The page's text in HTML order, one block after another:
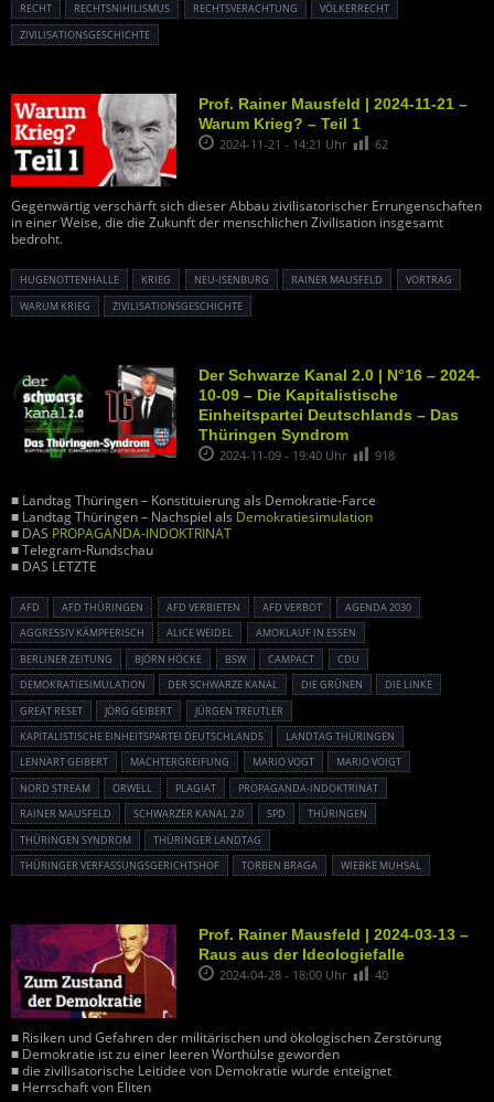
RECHT
RECHTSNIHILISMUS RECHTSVERACHTUNG
VÖLKERRECHT
ZIVILISATIONSGESCHICHTE
Prof. Rainer Mausfeld | 2024-11-21 –
Warum Krieg? – Teil 1
2024-11-21 - 14:21 Uhr 62
Gegenwärtig verschärft sich dieser Abbau zivilisatorischer Errungenschaften
in einer Weise, die die Zukunft der menschlichen Zivilisation insgesamt
bedroht.
HUGENOTTENHALLE KRIEG NEU-ISENBURG RAINER MAUSFELD
VORTRAG
WARUM KRIEG
ZIVILISATIONSGESCHICHTE
Der Schwarze Kanal 2.0 | N°16 – 2024-
10-09 – Die Kapitalistische
Einheitspartei Deutschlands – Das
Thüringen Syndrom
2024-11-09 - 19:40 Uhr 918
■ Landtag Thüringen – Konstituierung als Demokratie-Farce
■ Landtag Thüringen – Nachspiel als Demokratiesimulation
■ DAS PROPAGANDA-INDOKTRINAT
■ Telegram-Rundschau
■ DAS LETZTE
AFD AFD THÜRINGEN AFD VERBIETEN AFD VERBOT
AGENDA 2030
AGGRESSIV KÄMPFERISCH
ALICE WEIDEL
AMOKLAUF IN ESSEN
BERLINER ZEITUNG
BJÖRN HÖCKE BSW CAMPACT
CDU
DEMOKRATIESIMULATION
DER SCHWARZE KANAL DIE GRÜNEN
DIE LINKE
GREAT RESET
JÖRG GEIBERT
JÜRGEN TREUTLER
KAPITALISTISCHE EINHEITSPARTEI DEUTSCHLANDS
LANDTAG THÜRINGEN
LENNART GEIBERT
MACHTERGREIFUNG MARIO VOGT
MARIO VOIGT
NORD STREAM
ORWELL PLAGIAT
PROPAGANDA-INDOKTRINAT
RAINER MAUSFELD
SCHWARZER KANAL 2.0 SPD
THÜRINGEN
THÜRINGEN SYNDROM
THÜRINGER LANDTAG
THÜRINGER VERFASSUNGSGERICHTSHOF
TORBEN BRAGA WIEBKE MUHSAL
Prof. Rainer Mausfeld | 2024-03-13 –
Raus aus der Ideologiefalle
2024-04-28 - 18:00 Uhr 40
■ Risiken und Gefahren der militärischen und ökologischen Zerstörung
■ Demokratie ist zu einer leeren Worthülse geworden
■ die zivilisatorische Leitidee von Demokratie wurde enteignet
■ Herrschaft von Eliten